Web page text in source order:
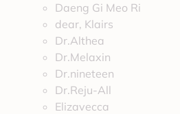
Daeng Gi Meo Ri
dear, Klairs
Dr.Althea
Dr.Melaxin
Dr.nineteen
Dr.Reju-All
Elizavecca